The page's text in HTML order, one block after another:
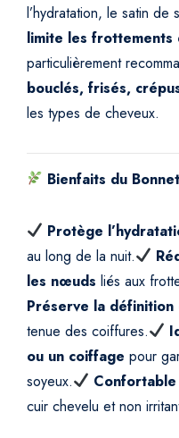
i
o
n
o
h
v
e
u
x
q
a
n
t
l’hydratation, le satin de
limite les frottements
particulièrement
bouclés, frisés,
les types de cheveux.
Bienfaits du
Protège
au long de la nuit.
les nœuds liés aux
Préserve la définition
tenue des coiffures.
ou un coiffage pour
soyeux.
cuir chevelu et non